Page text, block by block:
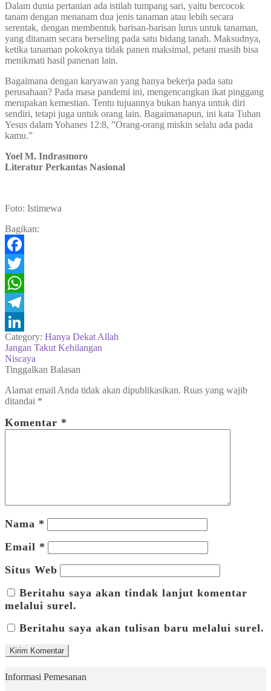
Dalam dunia pertanian ada istilah tumpang sari, yaitu bercocok
tanam dengan menanam dua jenis tanaman atau lebih secara
serentak, dengan membentuk barisan-barisan lurus untuk tanaman,
yang ditanam secara berseling pada satu bidang tanah. Maksudnya,
ketika tanaman pokoknya tidak panen maksimal, petani masih bisa
menikmati hasil panenan lain.
Bagaimana dengan karyawan yang hanya bekerja pada satu
perusahaan? Pada masa pandemi ini, mengencangkan ikat pinggang
merupakan kemestian. Tentu tujuannya bukan hanya untuk diri
sendiri, tetapi juga untuk orang lain. Bagaimanapun, ini kata Tuhan
Yesus dalam Yohanes 12:8, ”Orang-orang miskin selalu ada pada
kamu.”
Yoel M. Indrasmoro
Literatur Perkantas Nasional
Foto: Istimewa
Bagikan:
Facebook
Twitter
WhatsApp
Telegram
LinkedIn
Category: Hanya Dekat Allah
Navigasi
pos
Previous
post:
Jangan Takut Kehilangan
Next
post:
Niscaya
Tinggalkan Balasan
Alamat email Anda tidak akan dipublikasikan. Ruas yang wajib
ditandai *
Komentar *
Nama *
Email *
Situs Web
Beritahu saya akan tindak lanjut komentar
melalui surel.
Beritahu saya akan tulisan baru melalui surel.
Informasi Pemesanan